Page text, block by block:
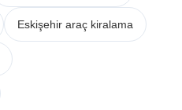
Eskişehir araç kiralama